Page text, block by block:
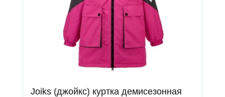
Joiks (джойкс) куртка демисезонная